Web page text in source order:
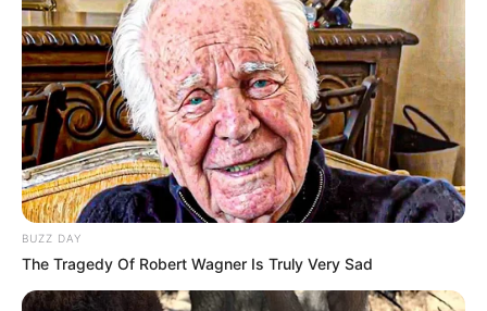
14:17 / 06 Avqust 2026 CƏMİYYƏT
AAYDA Suraxanı sakinlərinin
MÜRACİƏTİNİ EŞİTMİR -Uşaqlarımız
yenə palçıq içində məktəbə gedəcək?
96 0
BUZZ DAY
The Tragedy Of Robert Wagner Is Truly Very Sad